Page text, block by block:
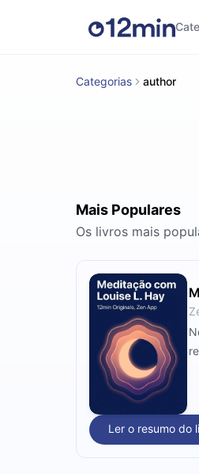
Categorias author
Mais Populares
Os livros mais
Ler o resumo do